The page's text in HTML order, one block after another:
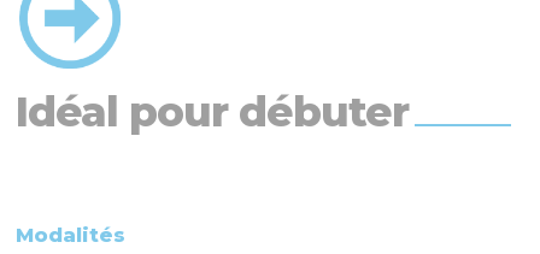
Idéal pour débuter
Modalités